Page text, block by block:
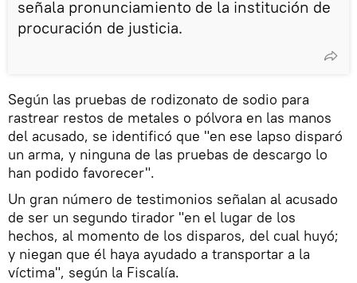
señala pronunciamiento de la institución de
procuración de justicia.
Según las pruebas de rodizonato de sodio para
rastrear restos de metales o pólvora en las manos
del acusado, se identificó que "en ese lapso disparó
un arma, y ninguna de las pruebas de descargo lo
han podido favorecer".
Un gran número de testimonios señalan al acusado
de ser un segundo tirador "en el lugar de los
hechos, al momento de los disparos, del cual huyó;
y niegan que él haya ayudado a transportar a la
víctima", según la Fiscalía.